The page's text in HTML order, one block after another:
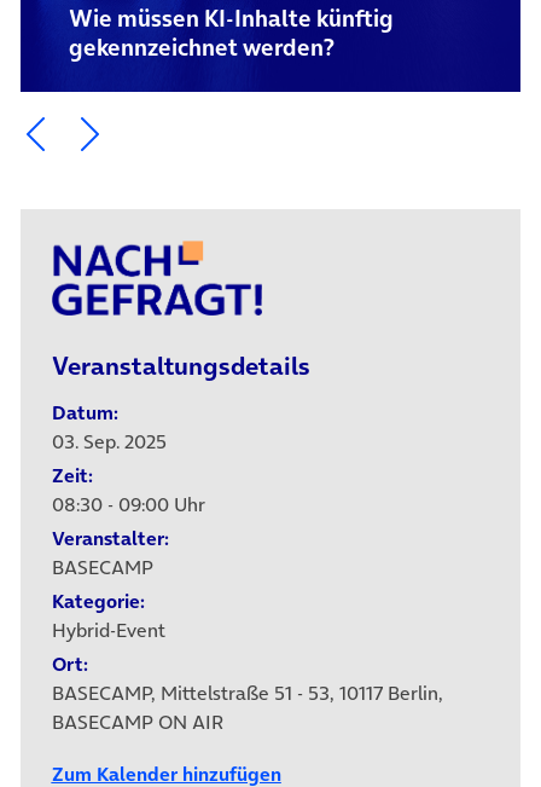
Wie müssen KI-Inhalte künftig
gekennzeichnet werden?
Ein Element zurück blättern
Ein Element weiter blättern
Veranstaltungsdetails
Datum:
03. Sep. 2025
Zeit:
08:30 - 09:00 Uhr
Veranstalter:
BASECAMP
Kategorie:
Hybrid-Event
Ort:
BASECAMP, Mittelstraße 51 - 53, 10117 Berlin,
BASECAMP ON AIR
Zum Kalender hinzufügen